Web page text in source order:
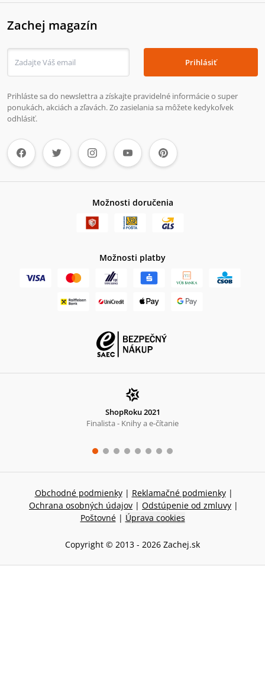
Zachej magazín
Prihlásiť
Prihláste sa do newslettra a získajte pravidelné informácie o super
ponukách, akciách a zľavách. Zo zasielania sa môžete kedykoľvek
odhlásiť.
Možnosti doručenia
Možnosti platby
ShopRoku 2021
Finalista - Knihy a e-čítanie
Obchodné podmienky | Reklamačné podmienky |
Ochrana osobných údajov | Odstúpenie od zmluvy |
Poštovné | Úprava cookies
Copyright © 2013 - 2026 Zachej.sk